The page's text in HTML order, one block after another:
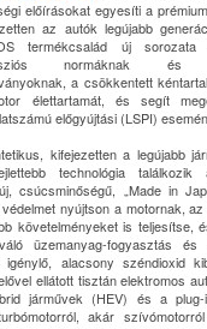
előírásokat egyesíti a
az autók legújabb
termékcsalád új sorozata
normáknak és
a csökkentett
élettartamát, és segít
előgyújtási (LSPI)
kifejezetten a legújabb
technológia találkozik
csúcsminőségű, „Made in
nyújtson a motornak,
követelményeket is teljesítse,
üzemanyag-fogyasztás
alacsony széndioxid
ellátott tisztán elektromos
járművek (HEV) és a plug-
akár